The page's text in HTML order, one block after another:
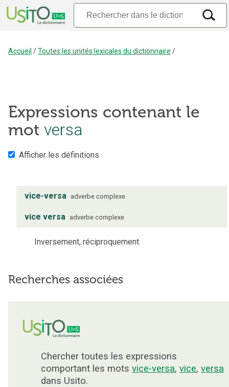
Accueil /Toutes les unités lexicales du dictionnaire /
Expressions contenant le
mot versa
Afficher les définitions
vice-versa adverbe complexe
vice versa adverbe complexe
Inversement, réciproquement.
Recherches associées
Chercher toutes les expressions
comportant les mots vice-versa, vice, versa
dans Usito.